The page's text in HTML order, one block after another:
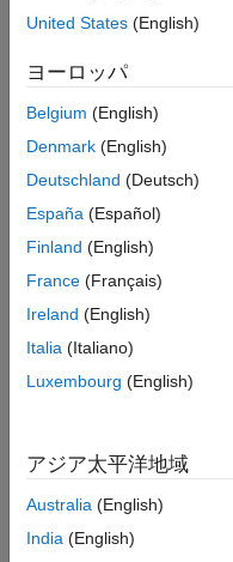
United States (English)
ヨーロッパ
Belgium (English)
Denmark (English)
Deutschland (Deutsch)
España (Español)
Finland (English)
France (Français)
Ireland (English)
Italia (Italiano)
Luxembourg (English)
アジア太平洋地域
Australia (English)
India (English)
トラストセンター
違法コピー防止
アプ
© 1994-2026 The